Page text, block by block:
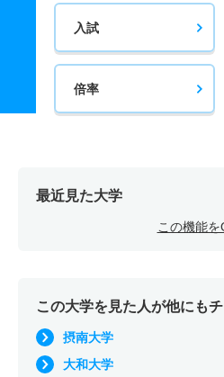
入試
倍率
最近見た大学
この機能を
この大学を見た人が他にも
摂南大学
大和大学